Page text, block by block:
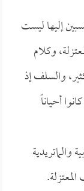
إليها ليست
وكلام
والسلف إذ
أحياناً
والماتريدية